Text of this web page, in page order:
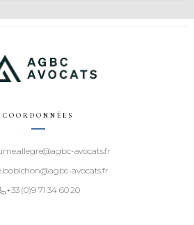
COORDONNÉES
avocats.fr
avocats.fr
+33 (0)9 71 34 60 20